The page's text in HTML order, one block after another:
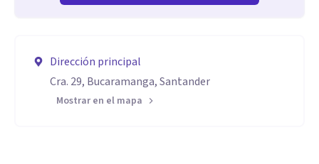
Dirección principal
Cra. 29, Bucaramanga, Santander
Mostrar en el mapa